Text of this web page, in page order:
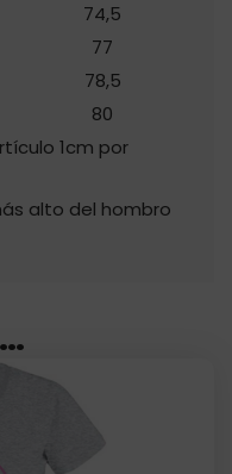
74,5
77
78,5
80
1cm por
alto del hombro